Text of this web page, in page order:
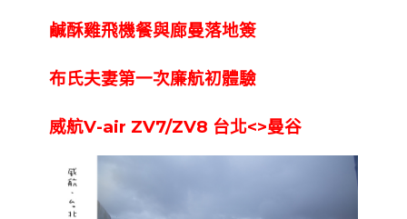
鹹酥雞飛機餐與廊曼落地簽
布氏夫妻第一次廉航初體驗
威航V-air ZV7/ZV8 台北<>曼谷